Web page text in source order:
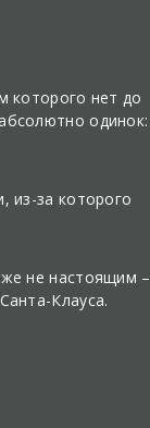
которого нет до
одинок:
из-за которого
не настоящим –
Клауса.